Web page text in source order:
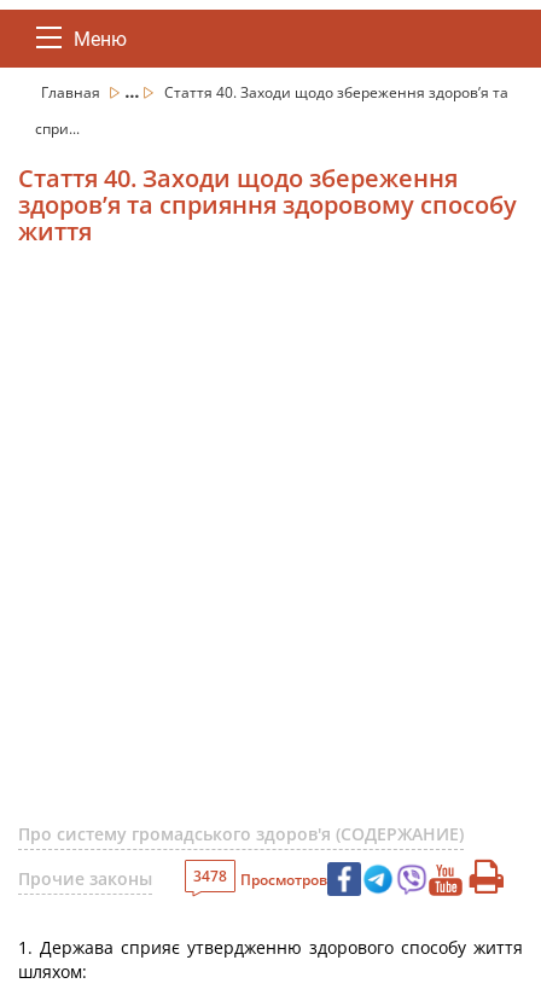
Меню
Главная ...
Стаття 40. Заходи щодо збереження здоров’я та
спри...
Стаття 40. Заходи щодо збереження
здоров’я та сприяння здоровому способу
життя
Про систему громадського здоров'я (СОДЕРЖАНИЕ)
Прочие законы
3478 Просмотров
1. Держава сприяє утвердженню здорового способу життя
шляхом: